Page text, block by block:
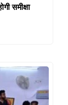
समीक्षा